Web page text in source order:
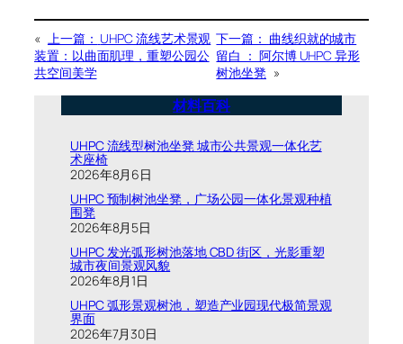
« 上一篇： UHPC 流线艺术景观
装置：以曲面肌理，重塑公园公
共空间美学
下一篇： 曲线织就的城市
留白 ： 阿尔博 UHPC 异形
树池坐凳 »
材料百科
UHPC 流线型树池坐凳 城市公共景观一体化艺
术座椅
2026年8月6日
UHPC 预制树池坐凳，广场公园一体化景观种植
围凳
2026年8月5日
UHPC 发光弧形树池落地 CBD 街区，光影重塑
城市夜间景观风貌
2026年8月1日
UHPC 弧形景观树池，塑造产业园现代极简景观
界面
2026年7月30日